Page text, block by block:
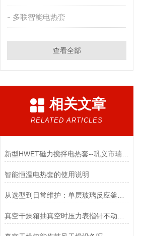
多联智能电热套
查看全部
相关文章
RELATED ARTICLES
新型HWET磁力搅拌电热套--巩义市瑞力仪器设备有限公司
智能恒温电热套的使用说明